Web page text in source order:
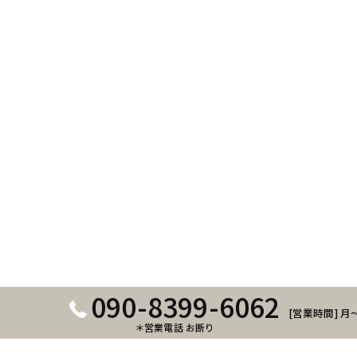
090-8399-6062
＊営業電話 お断り
[営業時間] 月